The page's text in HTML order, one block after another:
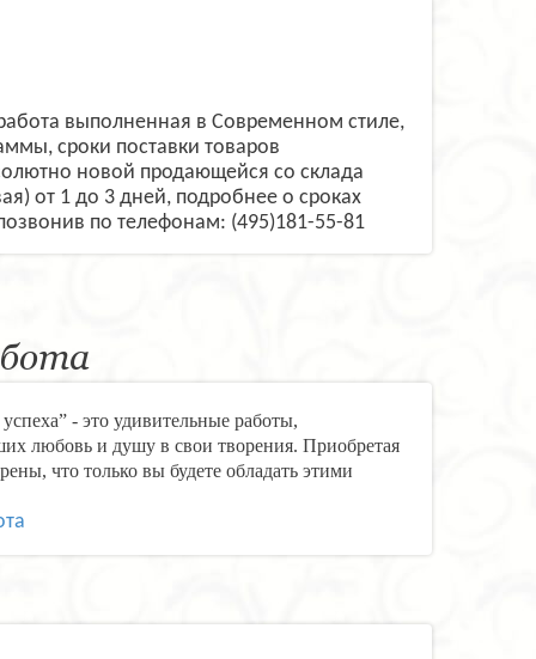
выполненная в Современном стиле,
сроки поставки товаров
новой продающейся со склада
от 1 до 3 дней, подробнее о сроках
по телефонам: (495)181-55-81
- это удивительные работы,
любовь и душу в свои творения. Приобретая
что только вы будете обладать этими